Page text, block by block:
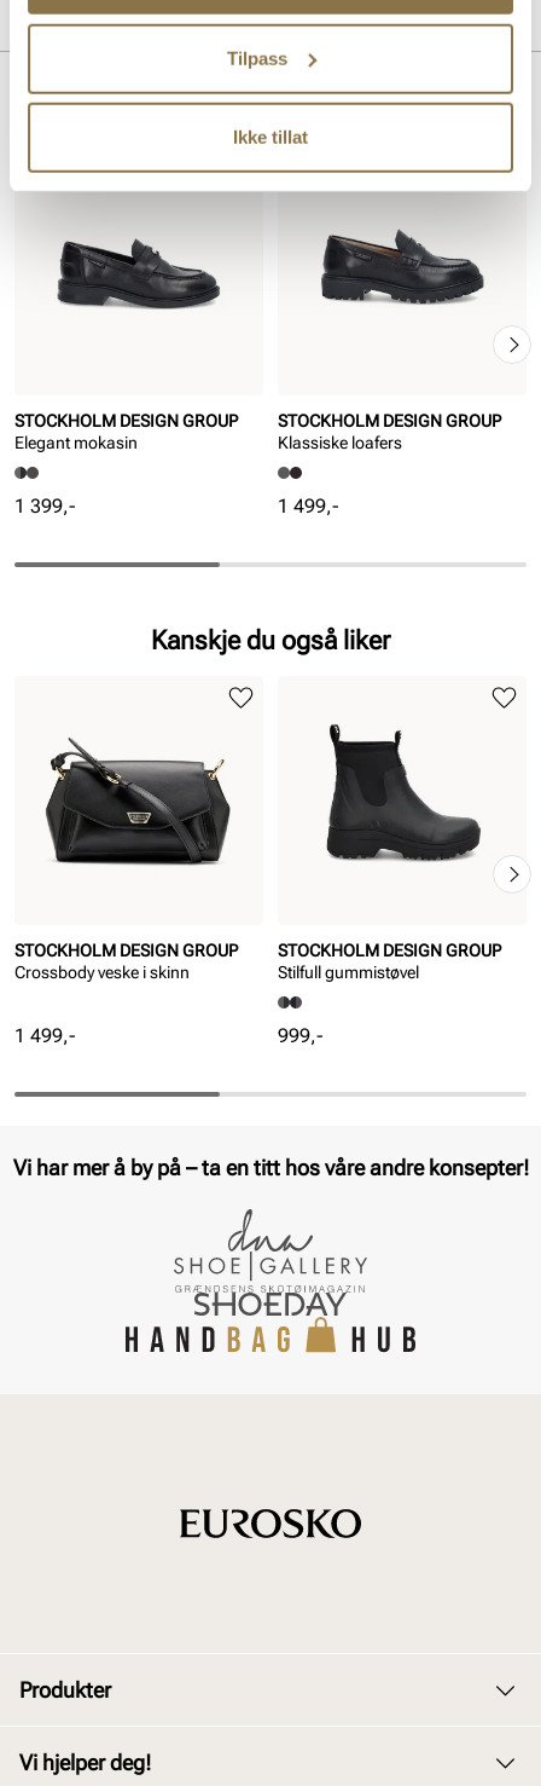
Tilpass
Ikke tillat
For:Skinn
Merke
Lignende produkter
STOCKHOLM DESIGN GROUP
Elegant mokasin
Pris
1 399,-
STOCKHOLM DESIGN GROUP
Klassiske loafers
Pris
1 499,-
Kanskje du også liker
STOCKHOLM DESIGN GROUP
Crossbody veske i skinn
Pris
1 499,-
STOCKHOLM DESIGN GROUP
Stilfull gummistøvel
Pris
999,-
Vi har mer å by på – ta en titt hos våre andre konsepter!
Produkter
Vi hjelper deg!